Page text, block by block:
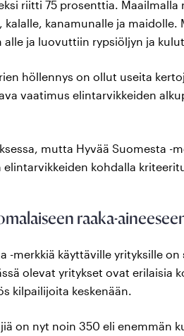
riitti 75 prosenttia.
kanamunalle ja
ja luovuttiin rypsiöljyn ja
höllennys on ollut useita
vaatimus elintarvikkeiden
mutta Hyvää Suomesta
elintarvikkeiden kohdalla
raaka-
-merkkiä käyttäville yrityksille
olevat yritykset ovat erilaisia
kilpailijoita keskenään.
on nyt noin 350 eli enemmän